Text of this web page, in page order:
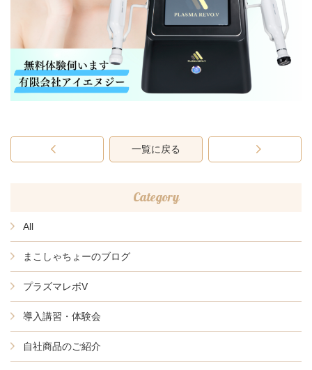
一覧に戻る
Category
All
まこしゃちょーのブログ
プラズマレボV
導入講習・体験会
自社商品のご紹介